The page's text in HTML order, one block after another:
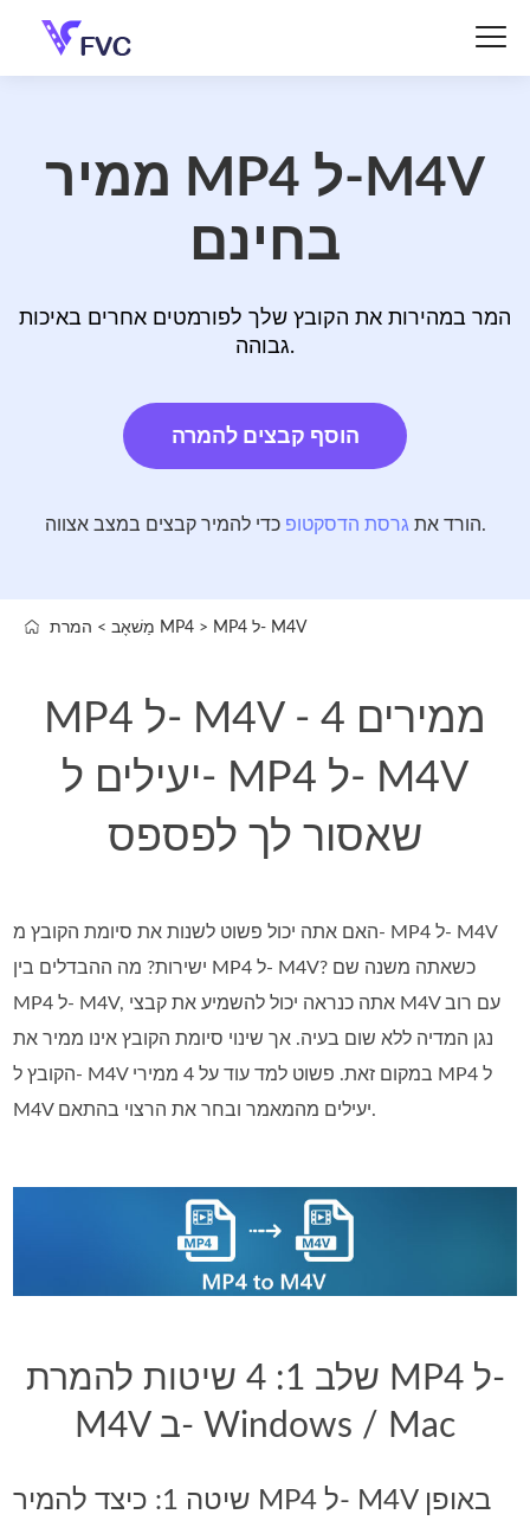
ממיר MP4 ל-M4V
בחינם
המר במהירות את הקובץ שלך לפורמטים אחרים באיכות
גבוהה.
הוסף קבצים להמרה
הורד את גרסת הדסקטופ כדי להמיר קבצים במצב אצווה.
מַשׁאָב > המרת MP4 > MP4 ל- M4V
MP4 ל- M4V - 4 ממירים
יעילים ל- MP4 ל- M4V
שאסור לך לפספס
האם אתה יכול פשוט לשנות את סיומת הקובץ מ- MP4 ל- M4V
ישירות? מה ההבדלים בין MP4 ל- M4V? כשאתה משנה שם
MP4 ל- M4V, אתה כנראה יכול להשמיע את קבצי M4V עם רוב
נגן המדיה ללא שום בעיה. אך שינוי סיומת הקובץ אינו ממיר את
הקובץ ל- M4V במקום זאת. פשוט למד עוד על 4 ממירי MP4 ל
M4V יעילים מהמאמר ובחר את הרצוי בהתאם.
שלב 1: 4 שיטות להמרת MP4 ל-
M4V ב- Windows / Mac
שיטה 1: כיצד להמיר MP4 ל- M4V באופן